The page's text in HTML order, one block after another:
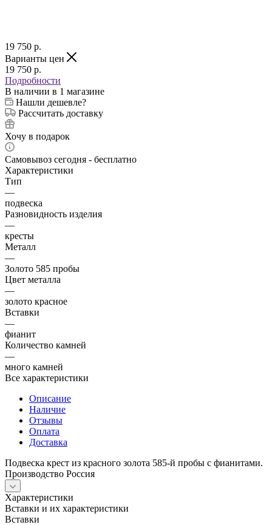
19 750 p.
Варианты цен
19 750 p.
Подробности
В наличии в 1 магазине
Нашли дешевле?
Рассчитать доставку
Хочу в подарок
Самовывоз сегодня - бесплатно
Характеристики
Тип
—
подвеска
Разновидность изделия
—
кресты
Металл
—
Золото 585 пробы
Цвет металла
—
золото красное
Вставки
—
фианит
Количество камней
—
много камней
Все характеристики
Описание
Наличие
Отзывы
Оплата
Доставка
Подвеска крест из красного золота 585-й пробы с фианитами.
Производство Россия
Характеристики
Вставки и их характеристики
Вставки